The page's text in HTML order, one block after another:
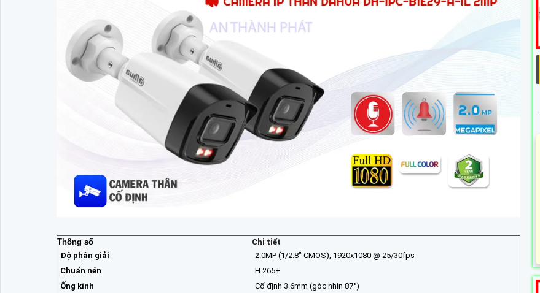
Thông số
Chi tiết
Độ phân giải
2.0MP (1/2.8" CMOS), 1920x1080 @ 25/30fps
Chuẩn nén
H.265+
Ống kính
Cố định 3.6mm (góc nhìn 87°)